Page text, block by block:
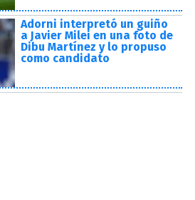
Adorni interpretó un guiño
a Javier Milei en una foto de
Dibu Martínez y lo propuso
como candidato